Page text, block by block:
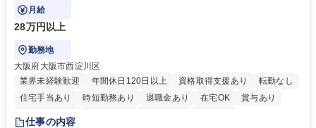
て柔軟に対応いただくことを期待します。
月給
28万円以上
勤務地
大阪府大阪市西淀川区
業界未経験歓迎
年間休日120日以上 資格取得支援あり
転勤なし
住宅手当あり
時短勤務あり 退職金あり 在宅OK
賞与あり
完全週休2日制
仕事の内容